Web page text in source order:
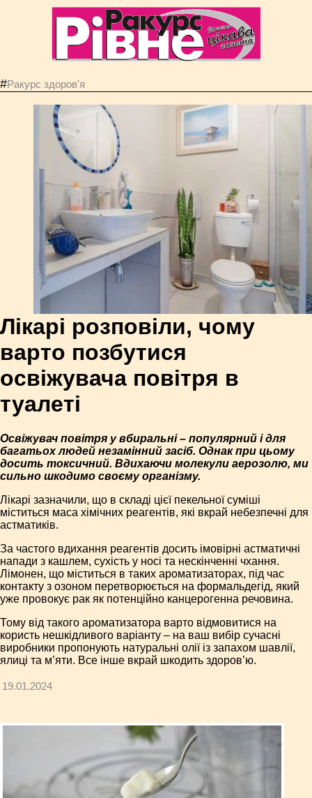
#Ракурс здоров'я
Лікарі розповіли, чому
варто позбутися
освіжувача повітря в
туалеті
Освіжувач повітря у вбиральні – популярний і для
багатьох людей незамінний засіб. Однак при цьому
досить токсичний. Вдихаючи молекули аерозолю, ми
сильно шкодимо своєму організму.
Лікарі зазначили, що в складі цієї пекельної суміші
міститься маса хімічних реагентів, які вкрай небезпечні для
астматиків.
За частого вдихання реагентів досить імовірні астматичні
напади з кашлем, сухість у носі та нескінченні чхання.
Лімонен, що міститься в таких ароматизаторах, під час
контакту з озоном перетворюється на формальдегід, який
уже провокує рак як потенційно канцерогенна речовина.
Тому від такого ароматизатора варто відмовитися на
користь нешкідливого варіанту – на ваш вибір сучасні
виробники пропонують натуральні олії із запахом шавлії,
ялиці та м’яти. Все інше вкрай шкодить здоров’ю.
19.01.2024